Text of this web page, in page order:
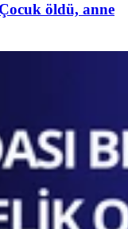
öldü, anne